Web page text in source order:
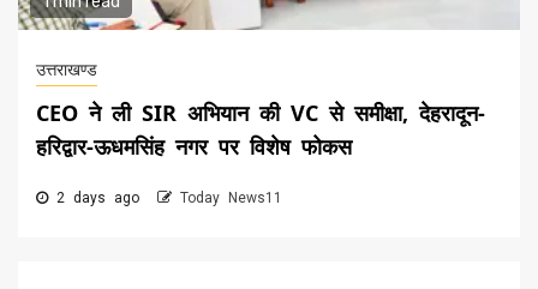
उत्तराखण्ड
CEO ने ली SIR अभियान की VC से समीक्षा, देहरादून-
हरिद्वार-ऊधमसिंह नगर पर विशेष फोकस
2 days ago Today News11